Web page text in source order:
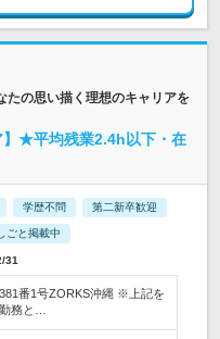
の思い描く理想のキャリアを
】★平均残業2.4h以下・在
学歴不問 第二新卒歓迎
ごと掲載中
31
番1号ZORKS沖縄 ※上記を
務と…